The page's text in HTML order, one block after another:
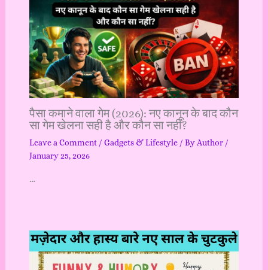
पैसा कमाने वाला गेम (2026): नए कानून के बाद कौन
सा गेम खेलना सही है और कौन सा नहीं?
Leave a Comment / Gadgets & Lifestyle/ By Author /
January 25, 2026
…